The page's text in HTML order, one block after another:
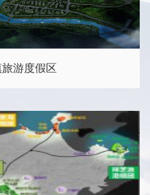
游度假区